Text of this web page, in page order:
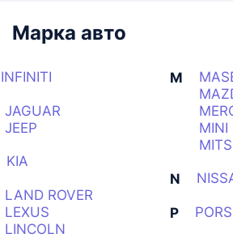
Марка авто
INFINITI
JAGUAR
JEEP
KIA
LAND ROVER
LEXUS
LINCOLN
M
MINI
N
P